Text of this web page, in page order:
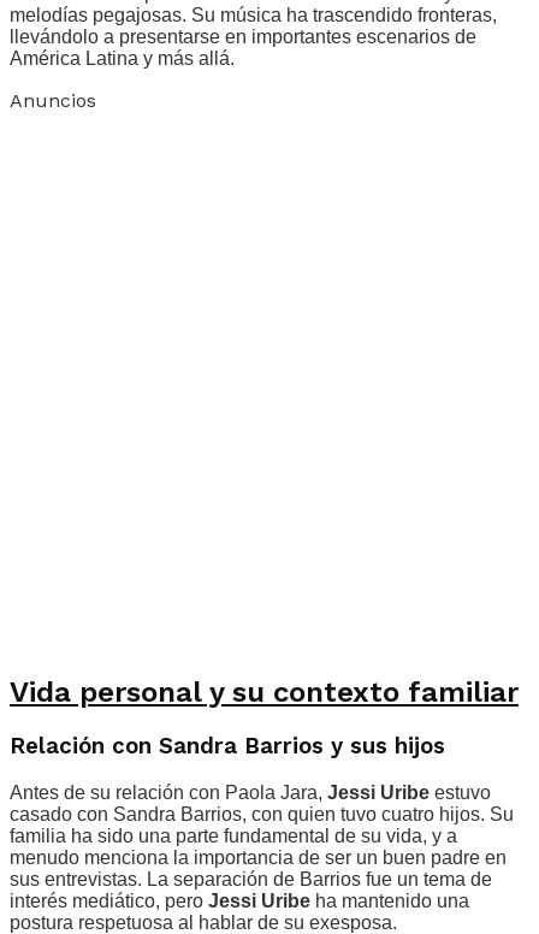
melodías pegajosas. Su música ha trascendido fronteras,
llevándolo a presentarse en importantes escenarios de
América Latina y más allá.
Anuncios
Vida personal y su contexto familiar
Relación con Sandra Barrios y sus hijos
Antes de su relación con Paola Jara, Jessi Uribe estuvo
casado con Sandra Barrios, con quien tuvo cuatro hijos. Su
familia ha sido una parte fundamental de su vida, y a
menudo menciona la importancia de ser un buen padre en
sus entrevistas. La separación de Barrios fue un tema de
interés mediático, pero Jessi Uribe ha mantenido una
postura respetuosa al hablar de su exesposa.